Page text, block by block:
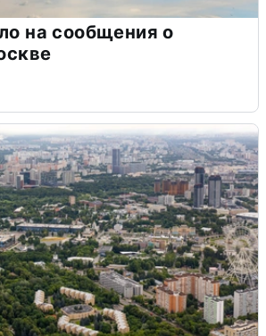
на сообщения о